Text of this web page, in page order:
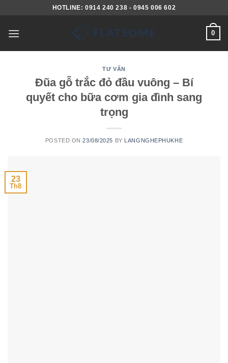
content
HOTLINE: 0914 240 238 - 0945 006 602
0
TƯ VẤN
Đũa gỗ trắc đỏ đầu vuông – Bí
quyết cho bữa cơm gia đình sang
trọng
POSTED ON23/08/2025 BY LANGNGHEPHUKHE
23
Th8